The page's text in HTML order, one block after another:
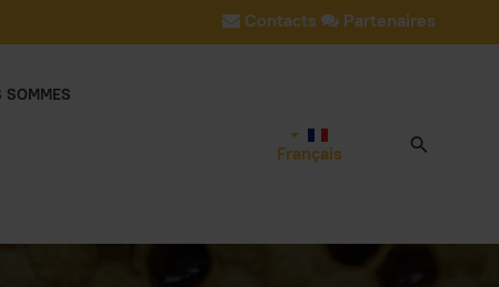
Contacts Partenaires
SOMMES
Français